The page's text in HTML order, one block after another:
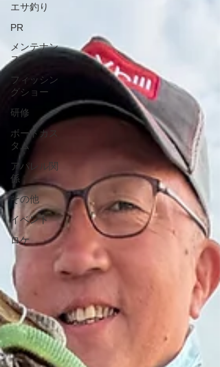
エサ釣り
PR
メンテナン
ス
フィッシン
グショー
研修
ボートカス
タム
アパレル関
係
その他
イベント
ロケ